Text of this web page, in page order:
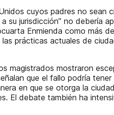
cuyos padres no sean
su jurisdicción” no debería
Enmienda como más
prácticas actuales de
magistrados mostraron
que el fallo podría
en que se otorga la
El debate también ha